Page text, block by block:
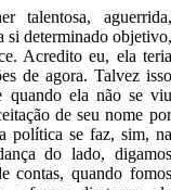
talentosa, aguerrida,
si determinado objetivo,
Acredito eu, ela teria
de agora. Talvez isso
quando ela não se viu
de seu nome por
política se faz, sim, na
do lado, digamos
contas, quando fomos